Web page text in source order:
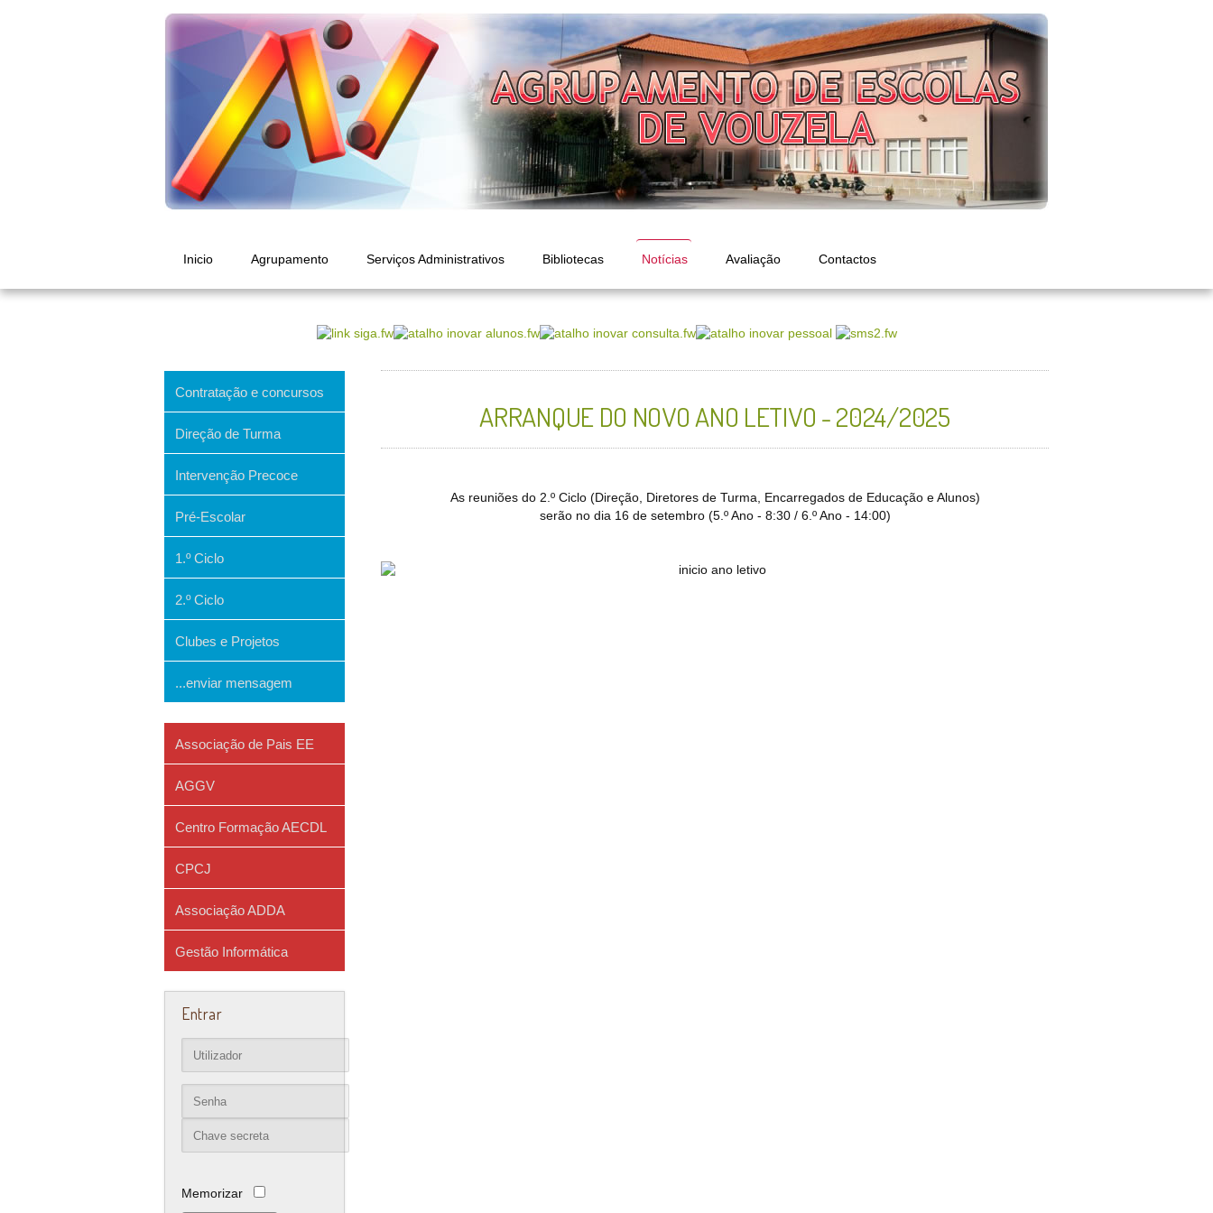
Inicio Agrupamento Serviços Administrativos Bibliotecas Notícias Avaliação Contactos
Contratação e concursos
Direção de Turma
Intervenção Precoce
Pré-Escolar
1.º Ciclo
2.º Ciclo
Clubes e Projetos
...enviar mensagem
Associação de Pais EE
AGGV
Centro Formação AECDL
CPCJ
Associação ADDA
Gestão Informática
Entrar
Memorizar
ARRANQUE DO NOVO ANO LETIVO - 2024/2025
As reuniões do 2.º Ciclo (Direção, Diretores de Turma, Encarregados de Educação e Alunos)
serão no dia 16 de setembro (5.º Ano - 8:30 / 6.º Ano - 14:00)